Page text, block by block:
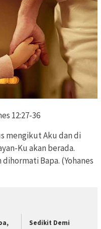
12:27-36
mengikut Aku dan di
Ku akan berada.
Bapa. (Yohanes
Sedikit Demi